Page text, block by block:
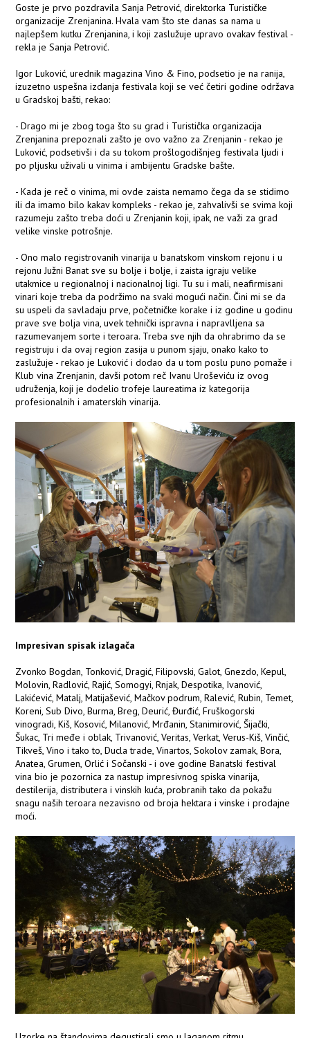
Goste je prvo pozdravila Sanja Petrović, direktorka Turističke
organizacije Zrenjanina. Hvala vam što ste danas sa nama u
najlepšem kutku Zrenjanina, i koji zaslužuje upravo ovakav festival -
rekla je Sanja Petrović.
Igor Luković, urednik magazina Vino & Fino, podsetio je na ranija,
izuzetno uspešna izdanja festivala koji se već četiri godine održava
u Gradskoj bašti, rekao:
- Drago mi je zbog toga što su grad i Turistička organizacija
Zrenjanina prepoznali zašto je ovo važno za Zrenjanin - rekao je
Luković, podsetivši i da su tokom prošlogodišnjeg festivala ljudi i
po pljusku uživali u vinima i ambijentu Gradske bašte.
- Kada je reč o vinima, mi ovde zaista nemamo čega da se stidimo
ili da imamo bilo kakav kompleks - rekao je, zahvalivši se svima koji
razumeju zašto treba doći u Zrenjanin koji, ipak, ne važi za grad
velike vinske potrošnje.
- Ono malo registrovanih vinarija u banatskom vinskom rejonu i u
rejonu Južni Banat sve su bolje i bolje, i zaista igraju velike
utakmice u regionalnoj i nacionalnoj ligi. Tu su i mali, neafirmisani
vinari koje treba da podržimo na svaki mogući način. Čini mi se da
su uspeli da savladaju prve, početničke korake i iz godine u godinu
prave sve bolja vina, uvek tehnički ispravna i napravlljena sa
razumevanjem sorte i teroara. Treba sve njih da ohrabrimo da se
registruju i da ovaj region zasija u punom sjaju, onako kako to
zaslužuje - rekao je Luković i dodao da u tom poslu puno pomaže i
Klub vina Zrenjanin, davši potom reč Ivanu Uroševiću iz ovog
udruženja, koji je dodelio trofeje laureatima iz kategorija
profesionalnih i amaterskih vinarija.
Impresivan spisak izlagača
Zvonko Bogdan, Tonković, Dragić, Filipovski, Galot, Gnezdo, Kepul,
Molovin, Radlović, Rajić, Somogyi, Rnjak, Despotika, Ivanović,
Lakićević, Matalj, Matijašević, Mačkov podrum, Ralević, Rubin, Temet,
Koreni, Sub Divo, Burma, Breg, Deurić, Đurđić, Fruškogorski
vinogradi, Kiš, Kosović, Milanović, Mrđanin, Stanimirović, Šijački,
Šukac, Tri međe i oblak, Trivanović, Veritas, Verkat, Verus-Kiš, Vinčić,
Tikveš, Vino i tako to, Ducla trade, Vinartos, Sokolov zamak, Bora,
Anatea, Grumen, Orlić i Sočanski - i ove godine Banatski festival
vina bio je pozornica za nastup impresivnog spiska vinarija,
destilerija, distributera i vinskih kuća, probranih tako da pokažu
snagu naših teroara nezavisno od broja hektara i vinske i prodajne
moći.